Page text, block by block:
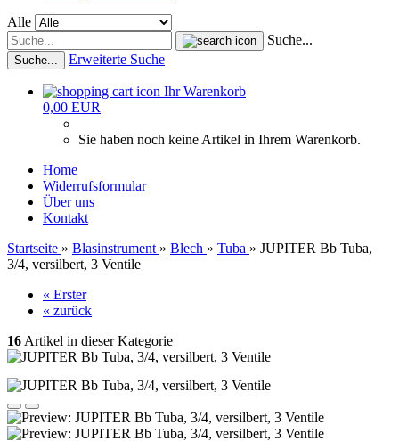
Alle
Suche...
Suche... Erweiterte Suche
Ihr Warenkorb
0,00 EUR
Sie haben noch keine Artikel in Ihrem Warenkorb.
Home
Widerrufsformular
Über uns
Kontakt
Startseite » Blasinstrument » Blech » Tuba » JUPITER Bb Tuba,
3/4, versilbert, 3 Ventile
« Erster
« zurück
16 Artikel in dieser Kategorie